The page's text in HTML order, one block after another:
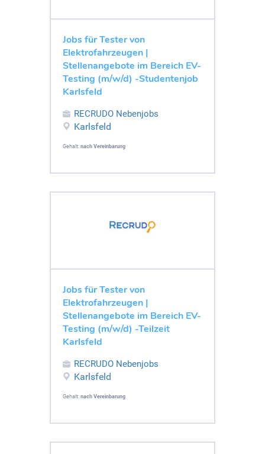
Jobs für Tester von
Elektrofahrzeugen |
Stellenangebote im Bereich EV-
Testing (m/w/d) -Studentenjob
Karlsfeld
RECRUDO Nebenjobs
Karlsfeld
Gehalt: nach Vereinbarung
Jobs für Tester von
Elektrofahrzeugen |
Stellenangebote im Bereich EV-
Testing (m/w/d) -Teilzeit
Karlsfeld
RECRUDO Nebenjobs
Karlsfeld
Gehalt: nach Vereinbarung